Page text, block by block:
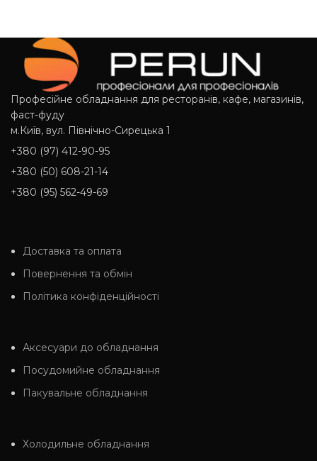
Професійне обладнання для ресторанів, кафе, магазинів,
фаст-фуду
м.Київ, вул. Північно-Сирецька 1
+380 (97) 412-90-95
+380 (50) 608-21-14
+380 (95) 562-49-69
Доставка та оплата
Повернення та обмін
Політика конфіденційності
Аксесуари до обладнання
Посудомийне обладнання
Пакувальне обладнання
Холодильне обладнання